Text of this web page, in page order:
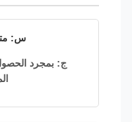
س: متى
ج: بمجرد الحصول